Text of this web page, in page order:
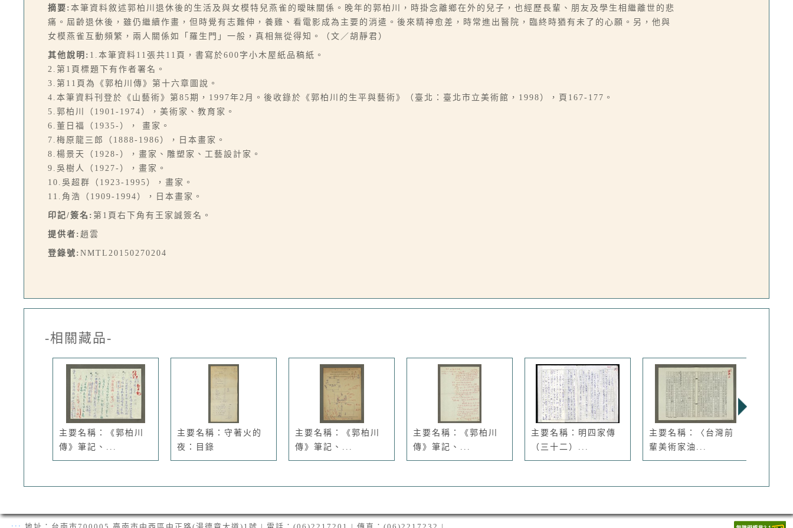
摘要: 本筆資料敘述郭柏川退休後的生活及與女模特兒燕雀的曖昧關係。晚年的郭柏川，時掛念離鄉在外的兒子，也經歷長輩、朋友及學生相繼離世的悲
痛。屆齡退休後，雖仍繼續作畫，但時覺有志難伸，養雞、看電影成為主要的消遣。後來精神愈差，時常進出醫院，臨終時猶有未了的心願。另，他與
女模燕雀互動頻繁，兩人關係如「羅生門」一般，真相無從得知。（文／胡靜君）
其他說明: 1.本筆資料11張共11頁，書寫於600字小木屋紙品稿紙。
2.第1頁標題下有作者署名。
3.第11頁為《郭柏川傳》第十六章圖說。
4.本筆資料刊登於《山藝術》第85期，1997年2月。後收錄於《郭柏川的生平與藝術》（臺北：臺北市立美術館，1998），頁167-177。
5.郭柏川（1901-1974），美術家、教育家。
6.董日福（1935-）， 畫家。
7.梅原龍三郎（1888-1986），日本畫家。
8.楊景天（1928-），畫家、雕塑家、工藝設計家。
9.吳樹人（1927-），畫家。
10.吳超群（1923-1995），畫家。
11.角浩（1909-1994），日本畫家。
印記/簽名: 第1頁右下角有王家誠簽名。
提供者: 趙雲
登錄號: NMTL20150270204
-相關藏品-
主要名稱：《郭柏川
傳》筆記、...
主要名稱：守著火的
夜：目錄
主要名稱：《郭柏川
傳》筆記、...
主要名稱：《郭柏川
傳》筆記、...
主要名稱：明四家傳
（三十二）...
主要名稱：〈台灣前
輩美術家油...